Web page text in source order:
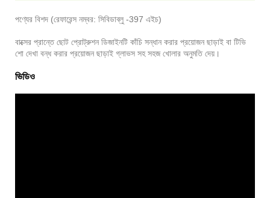
পণ্যের বিশদ (রেফারেন্স নম্বর: সিবিডাব্লু -397 এইচ)
বাক্সের প্রান্তে ছোট প্রোট্রুশন ডিজাইনটি কাঁচি সন্ধান করার প্রয়োজন ছাড়াই বা টিভি
শো দেখা বন্ধ করার প্রয়োজন ছাড়াই গ্লাভস সহ সহজ খোলার অনুমতি দেয়।
ভিডিও